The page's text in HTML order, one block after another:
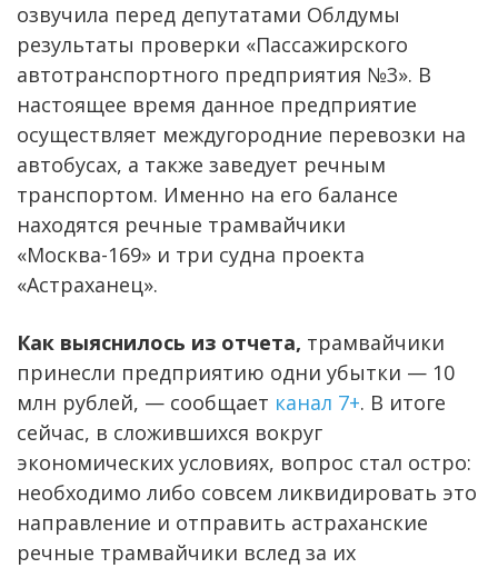
озвучила перед депутатами Облдумы
результаты проверки «Пассажирского
автотранспортного предприятия №3». В
настоящее время данное предприятие
осуществляет междугородние перевозки на
автобусах, а также заведует речным
транспортом. Именно на его балансе
находятся речные трамвайчики
«Москва-169» и три судна проекта
«Астраханец».
Как выяснилось из отчета, трамвайчики
принесли предприятию одни убытки — 10
млн рублей, — сообщает канал 7+. В итоге
сейчас, в сложившихся вокруг
экономических условиях, вопрос стал остро:
необходимо либо совсем ликвидировать это
направление и отправить астраханские
речные трамвайчики вслед за их